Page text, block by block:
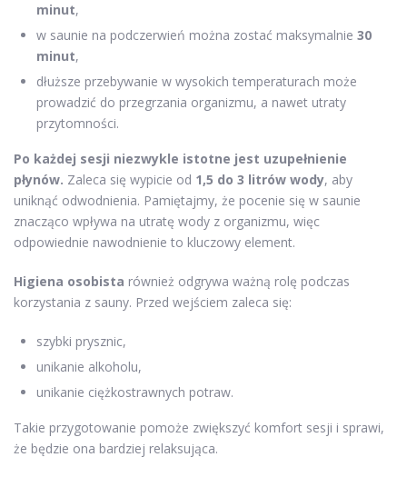
minut,
w saunie na podczerwień można zostać maksymalnie 30
minut,
dłuższe przebywanie w wysokich temperaturach może
prowadzić do przegrzania organizmu, a nawet utraty
przytomności.
Po każdej sesji niezwykle istotne jest uzupełnienie
płynów. Zaleca się wypicie od 1,5 do 3 litrów wody, aby
uniknąć odwodnienia. Pamiętajmy, że pocenie się w saunie
znacząco wpływa na utratę wody z organizmu, więc
odpowiednie nawodnienie to kluczowy element.
Higiena osobista również odgrywa ważną rolę podczas
korzystania z sauny. Przed wejściem zaleca się:
szybki prysznic,
unikanie alkoholu,
unikanie ciężkostrawnych potraw.
Takie przygotowanie pomoże zwiększyć komfort sesji i sprawi,
że będzie ona bardziej relaksująca.